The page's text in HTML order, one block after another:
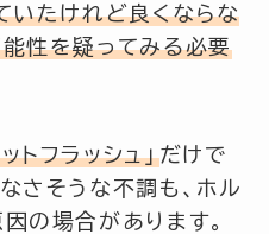
いたけれど良くならな
性を疑ってみる必要
ットフラッシュ」だけで
さそうな不調も、ホル
の場合があります。